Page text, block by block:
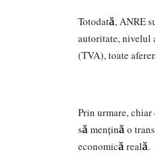
Totodată, ANRE
autoritate, nivelul
(TVA), toate
Prin urmare,
să mențină o
economică reală.